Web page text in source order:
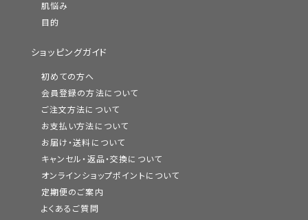
肌悩み
目的
ショッピングガイド
初めての方へ
会員登録の方法について
ご注文方法について
お支払い方法について
お届け・送料について
キャンセル・返品・交換について
オンラインショップポイントについて
定期便のご案内
よくあるご質問